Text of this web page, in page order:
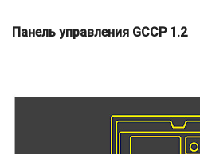
Панель управления GCCP 1.2